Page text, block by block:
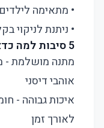
• מתאימה לילדים מגיל
• ניתנת לניקוי
5 סיבות למה כדאי לקנות את בובת סטיץ'
מתנה מושלמת -
אוהבי דיסני
איכות גבוהה -
לאורך זמן